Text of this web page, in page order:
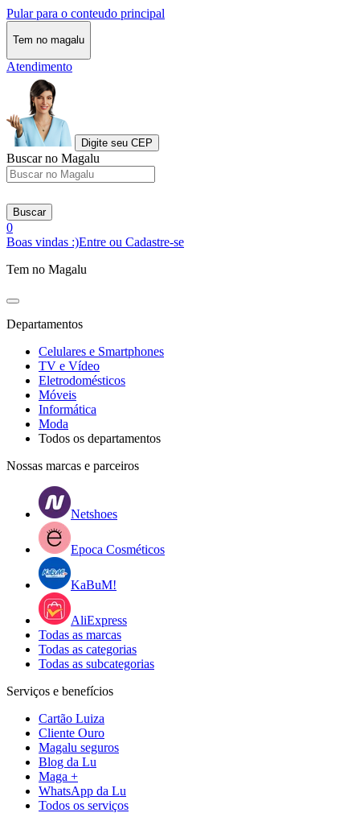
Pular para o conteudo principal
Tem no magalu
Atendimento
Digite seu CEP
Buscar no Magalu
Buscar
0
Boas vindas :)Entre ou Cadastre-se
Tem no Magalu
Departamentos
Celulares e Smartphones
TV e Vídeo
Eletrodomésticos
Móveis
Informática
Moda
Todos os departamentos
Nossas marcas e parceiros
Netshoes
Epoca Cosméticos
KaBuM!
AliExpress
Todas as marcas
Todas as categorias
Todas as subcategorias
Serviços e benefícios
Cartão Luiza
Cliente Ouro
Magalu seguros
Blog da Lu
Maga +
WhatsApp da Lu
Todos os serviços